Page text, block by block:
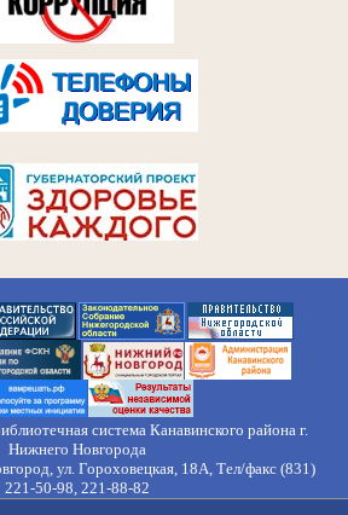
система Канавинского района г.
Нижнего Новгорода
ул. Гороховецкая, 18А, Тел/факс (831)
221-50-98, 221-88-82